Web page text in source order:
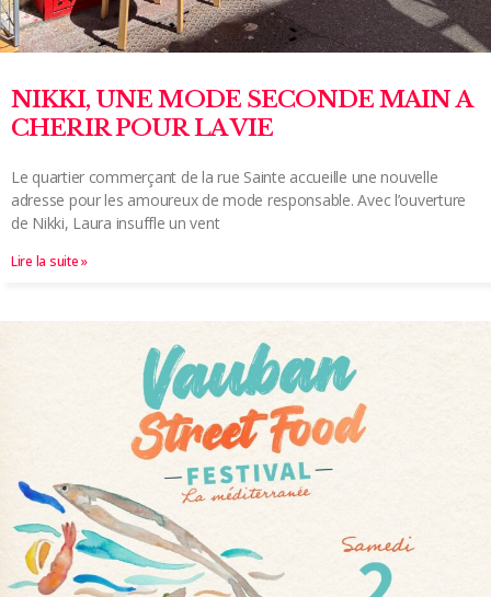
NIKKI, UNE MODE SECONDE MAIN A
CHERIR POUR LA VIE
Le quartier commerçant de la rue Sainte accueille une nouvelle
adresse pour les amoureux de mode responsable. Avec l’ouverture
de Nikki, Laura insuffle un vent
Lire la suite »